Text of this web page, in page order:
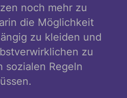
noch mehr zu
die Möglichkeit
zu kleiden und
zu
sozialen Regeln